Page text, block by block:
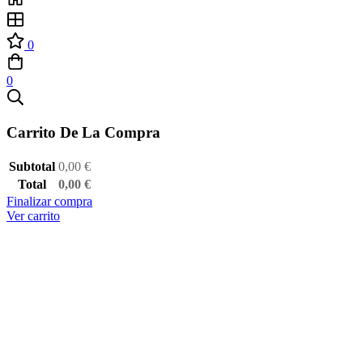
0
0
Carrito De La Compra
Subtotal 0,00 €
Total
0,00 €
Finalizar compra
Ver carrito